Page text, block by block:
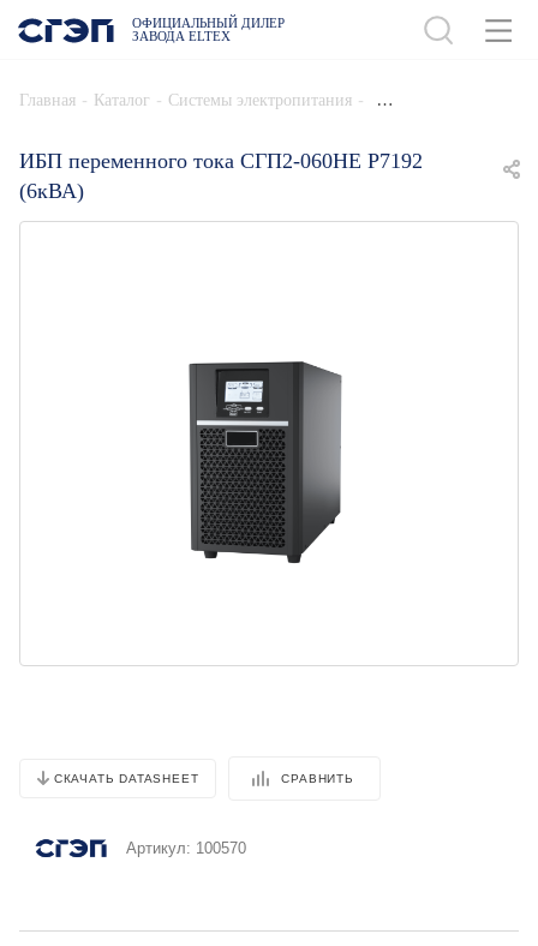
ОФИЦИАЛЬНЫЙ ДИЛЕР
ЗАВОДА ELTEX
Главная - Каталог - Системы электропитания -
ИБП переменного тока СГП2-060НЕ Р7192
(6кВА)
СКАЧАТЬ DATASHEET СРАВНИТЬ
Артикул: 100570